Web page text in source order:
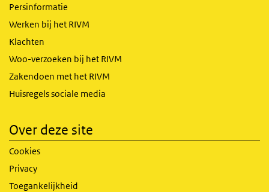
Persinformatie
Werken bij het RIVM
Klachten
Woo-verzoeken bij het RIVM
Zakendoen met het RIVM
Huisregels sociale media
Over deze site
Cookies
Privacy
Toegankelijkheid